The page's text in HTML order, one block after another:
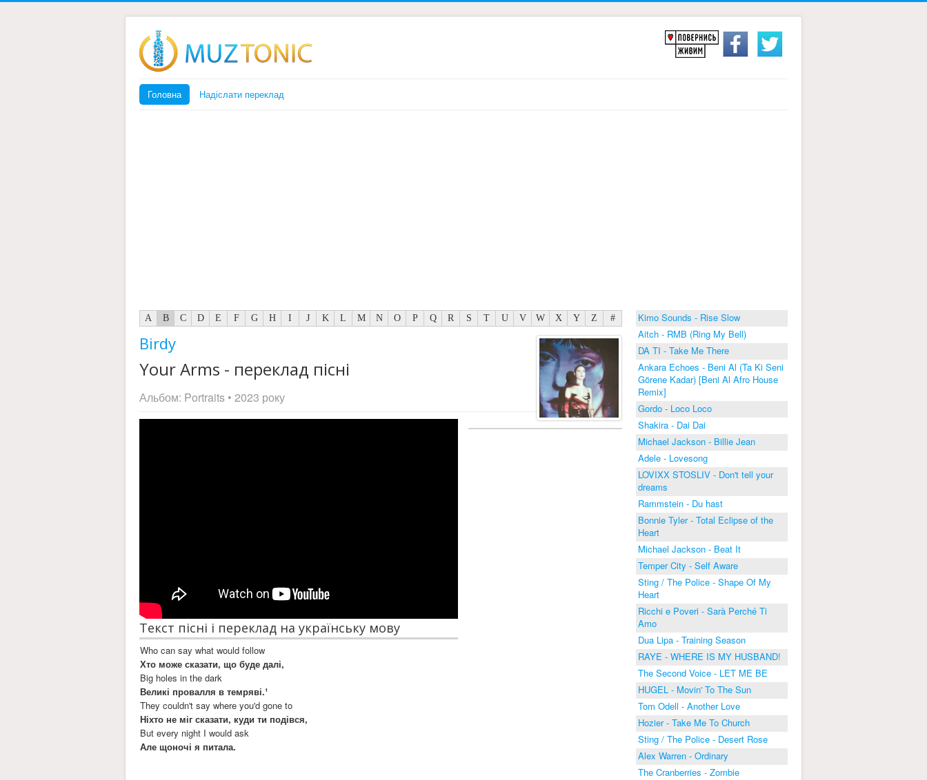
Головна Надіслати переклад
A B C D E F G H I J K L M N O P Q R S T U V W X Y Z #
Birdy
Your Arms - переклад пісні
Альбом: Portraits • 2023 року
Текст пісні і переклад на українську мову
Who can say what would follow
Хто може сказати, що буде далі,
Big holes in the dark
Великі провалля в темряві.¹
They couldn't say where you'd gone to
Ніхто не міг сказати, куди ти подівся,
But every night I would ask
Але щоночі я питала.
Kimo Sounds - Rise Slow
Aitch - RMB (Ring My Bell)
DA TI - Take Me There
Ankara Echoes - Beni Al (Ta Ki Seni
Görene Kadar) [Beni Al Afro House
Remix]
Gordo - Loco Loco
Shakira - Dai Dai
Michael Jackson - Billie Jean
Adele - Lovesong
LOVIXX STOSLIV - Don't tell your
dreams
Rammstein - Du hast
Bonnie Tyler - Total Eclipse of the
Heart
Michael Jackson - Beat It
Temper City - Self Aware
Sting / The Police - Shape Of My
Heart
Ricchi e Poveri - Sarà Perché Ti
Amo
Dua Lipa - Training Season
RAYE - WHERE IS MY HUSBAND!
The Second Voice - LET ME BE
HUGEL - Movin' To The Sun
Tom Odell - Another Love
Hozier - Take Me To Church
Sting / The Police - Desert Rose
Alex Warren - Ordinary
The Cranberries - Zombie